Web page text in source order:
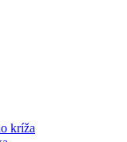
kríža